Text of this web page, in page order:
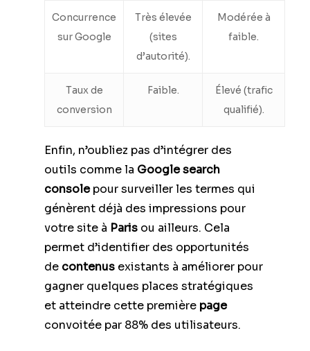
Concurrence
sur Google
Très élevée
(sites
d’autorité).
Modérée à
faible.
Taux de
conversion
Faible.
Élevé (trafic
qualifié).
Enfin, n’oubliez pas d’intégrer des
outils comme la Google search
consolepour surveiller les termes qui
génèrent déjà des impressions pour
votre site à Paris ou ailleurs. Cela
permet d’identifier des opportunités
de contenus existants à améliorer pour
gagner quelques places stratégiques
et atteindre cette première page
convoitée par 88% des utilisateurs.